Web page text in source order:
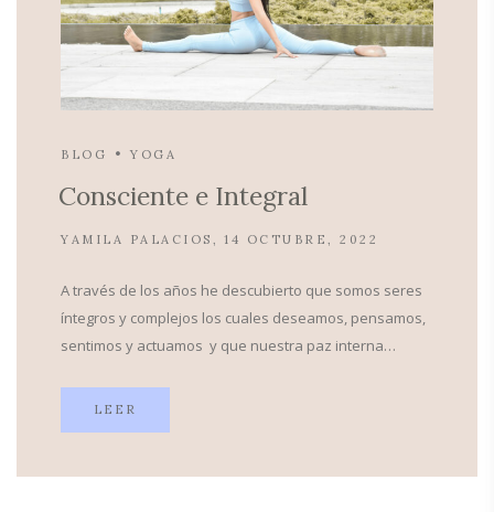
BLOG YOGA
Consciente e Integral
YAMILA PALACIOS 14 OCTUBRE, 2022
A través de los años he descubierto que somos seres
íntegros y complejos los cuales deseamos, pensamos,
sentimos y actuamos y que nuestra paz interna…
LEER